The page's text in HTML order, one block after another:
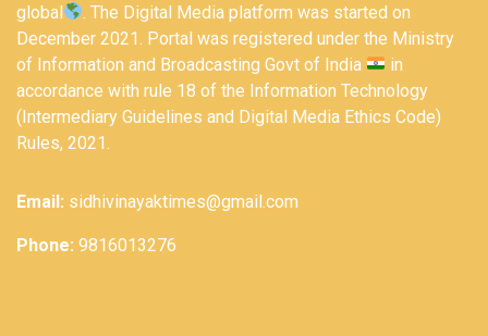
global
. The Digital Media platform was started on
December 2021. Portal was registered under the Ministry
of Information and Broadcasting Govt of India
in
accordance with rule 18 of the Information Technology
(Intermediary Guidelines and Digital Media Ethics Code)
Rules, 2021.
Email: sidhivinayaktimes@gmail.com
Phone: 9816013276